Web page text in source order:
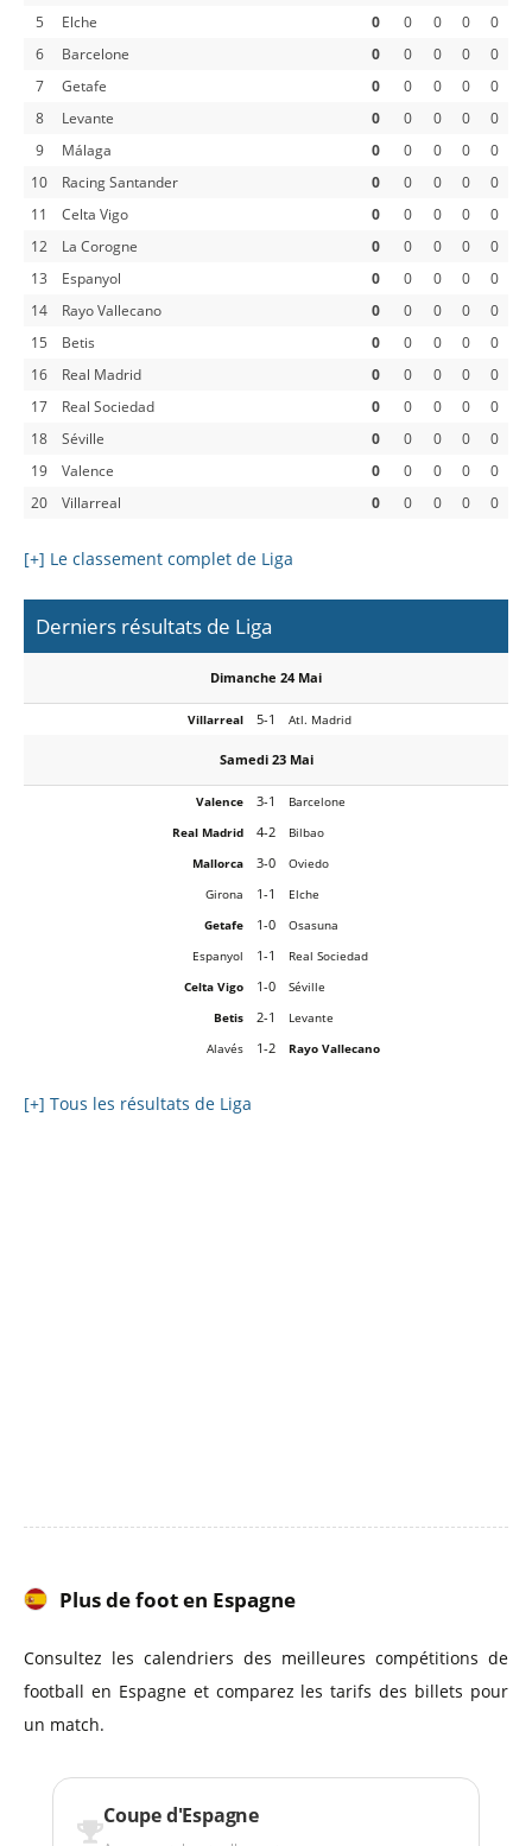
5 Elche 0 0 0 0
0
6
Barcelone 0 0 0 0
0
7
Getafe 0 0 0 0
0
8
Levante 0 0 0 0
0
9
Málaga 0 0 0 0
0
10
Racing Santander 0 0 0 0
0
11
Celta Vigo 0 0 0 0
0
12
La Corogne 0 0 0 0
0
13
Espanyol 0 0 0 0
0
14
Rayo Vallecano 0 0 0 0
0
15
Betis 0 0 0 0
0
16
Real Madrid 0 0 0 0
0
17
Real Sociedad 0 0 0 0
0
18
Séville 0 0 0 0
0
19
Valence 0 0 0 0
0
20
Villarreal 0 0 0 0 0
[+] Le classement complet de Liga
Derniers résultats de Liga
Dimanche 24 Mai
Villarreal 5-1 Atl. Madrid
Samedi 23 Mai
Valence 3-1
Barcelone
Real Madrid
4-2
Bilbao
Mallorca
3-0
Oviedo
Girona
1-1
Elche
Getafe
1-0
Osasuna
Espanyol
1-1
Real Sociedad
Celta Vigo
1-0
Séville
Betis
2-1
Levante
Alavés
1-2 Rayo Vallecano
[+] Tous les résultats de Liga
Plus de foot en Espagne
Consultez les calendriers des meilleures compétitions de
football en Espagne et comparez les tarifs des billets pour
un match.
Coupe d'Espagne